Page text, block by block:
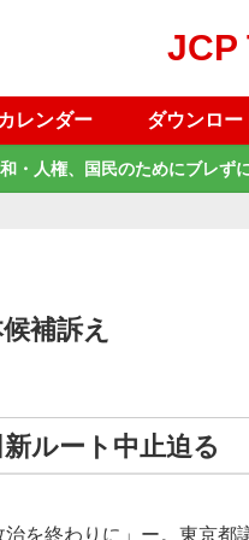
JCP
レンダー ダウンロー
・人権、国民のためにブレず
補訴え
ルート中止迫る
を終わりに」ー。東京都